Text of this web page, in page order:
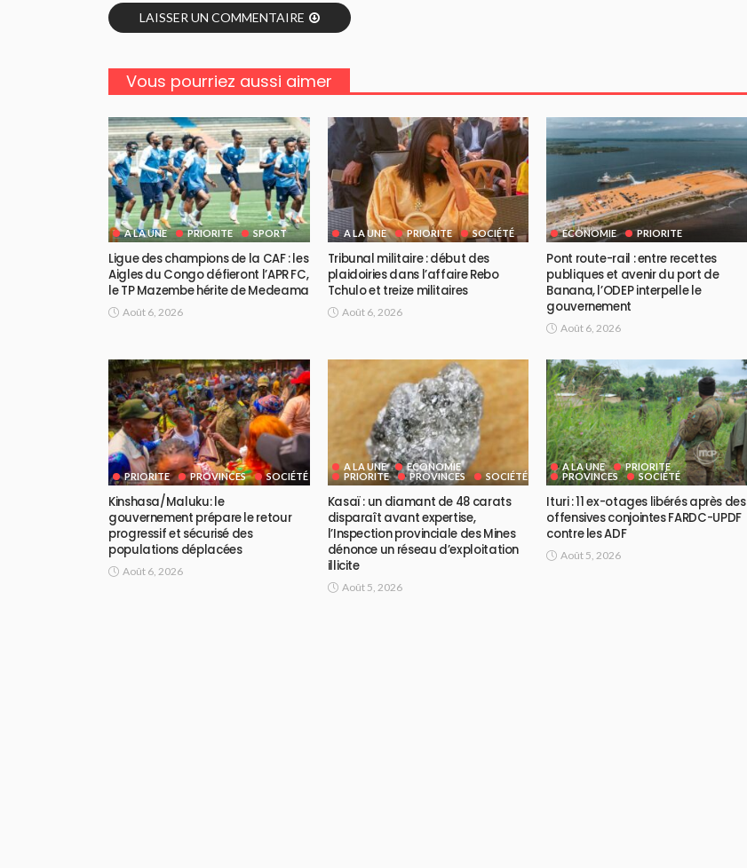
LAISSER UN COMMENTAIRE
Vous pourriez aussi aimer
A LA UNE PRIORITE SPORT
Ligue des champions de la CAF : les
Aigles du Congo défieront l’APR FC,
le TP Mazembe hérite de Medeama
Août 6, 2026
A LA UNE PRIORITE SOCIÉTÉ
Tribunal militaire : début des
plaidoiries dans l’affaire Rebo
Tchulo et treize militaires
Août 6, 2026
ECONOMIE PRIORITE
Pont route-rail : entre recettes
publiques et avenir du port de
Banana, l’ODEP interpelle le
gouvernement
Août 6, 2026
PRIORITE PROVINCES SOCIÉTÉ
Kinshasa/Maluku: le
gouvernement prépare le retour
progressif et sécurisé des
populations déplacées
Août 6, 2026
A LA UNE
ECONOMIE
PRIORITE
PROVINCES SOCIÉTÉ
Kasaï : un diamant de 48 carats
disparaît avant expertise,
l’Inspection provinciale des Mines
dénonce un réseau d’exploitation
illicite
Août 5, 2026
A LA UNE
PRIORITE
PROVINCES
SOCIÉTÉ
Ituri : 11 ex-otages libérés après des
offensives conjointes FARDC-UPDF
contre les ADF
Août 5, 2026